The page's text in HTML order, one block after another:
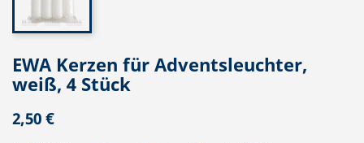
EWA Kerzen für Adventsleuchter,
weiß, 4 Stück
2,50 €